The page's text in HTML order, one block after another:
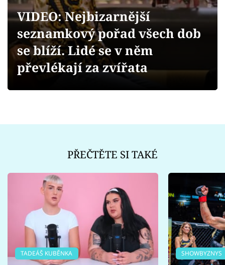
Videa
Sledujte prima+
VIDEO: Nejbizarnější
seznamkový pořad všech dob
se blíží. Lidé se v něm
převlékají za zvířata
PŘEČTĚTE SI TAKÉ
TADEÁŠ KUBĚNKA SHOWBYZNYS